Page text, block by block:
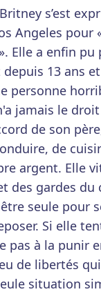
s’est
Angeles pour
Elle a enfin pu
13 ans
personne
jamais le
de son
de
argent. Elle
des gardes du
seule pour
Si elle
pas à la punir
de libertés
situation